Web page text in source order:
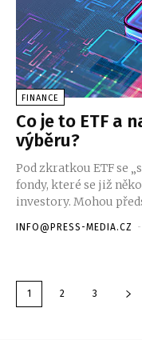
FINANCE
Co je to ETF a
výběru?
Pod zkratkou ETF se
fondy, které se již
investory. Mohou
INFO@PRESS-MEDIA.CZ -
1 2 3